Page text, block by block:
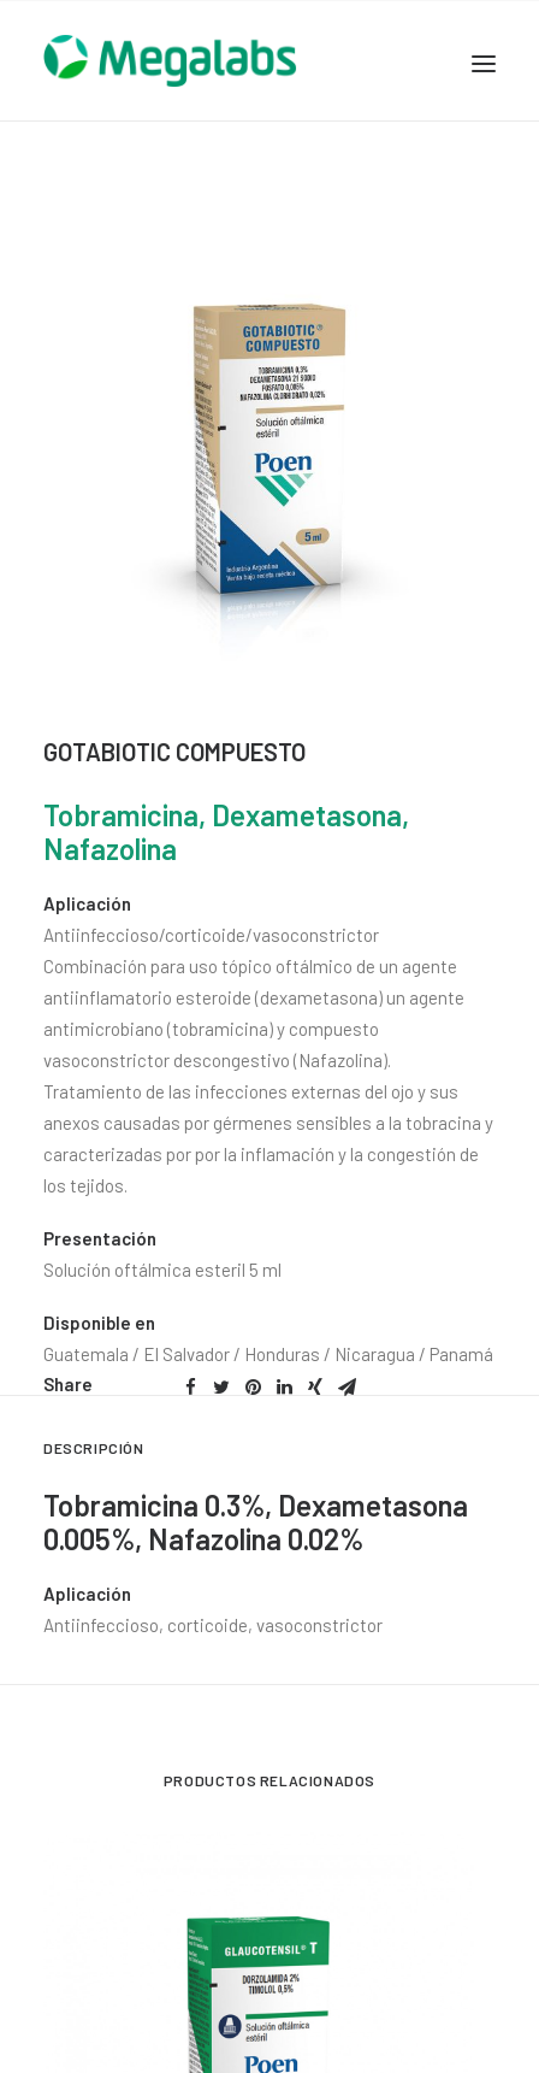
SEGURIDAD Y RESPALDO
TRABAJAR EN MEGALABS
GOTABIOTIC COMPUESTO
Tobramicina, Dexametasona,
Nafazolina
Aplicación
Antiinfeccioso/corticoide/vasoconstrictor
Combinación para uso tópico oftálmico de un agente
antiinflamatorio esteroide (dexametasona) un agente
antimicrobiano (tobramicina) y compuesto
vasoconstrictor descongestivo (Nafazolina).
Tratamiento de las infecciones externas del ojo y sus
anexos causadas por gérmenes sensibles a la tobracina y
caracterizadas por por la inflamación y la congestión de
los tejidos.
Presentación
Solución oftálmica esteril 5 ml
Disponible en
Guatemala / El Salvador / Honduras / Nicaragua / Panamá
Share
DESCRIPCIÓN
Tobramicina 0.3%, Dexametasona
0.005%, Nafazolina 0.02%
Aplicación
Antiinfeccioso, corticoide, vasoconstrictor
PRODUCTOS RELACIONADOS